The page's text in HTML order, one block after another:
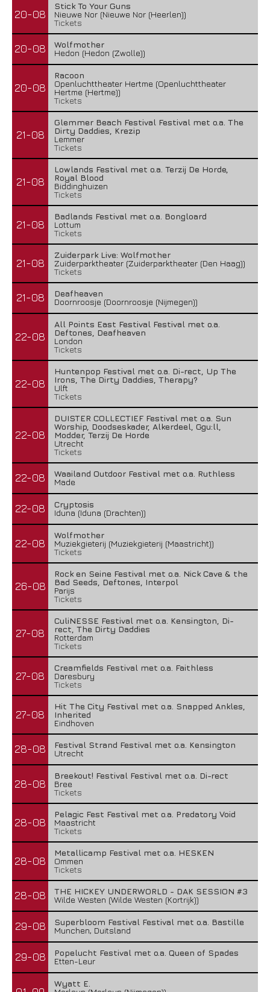
20-08
Stick To Your Guns
Nieuwe Nor (Nieuwe Nor (Heerlen))
Tickets
20-08
Wolfmother
Hedon (Hedon (Zwolle))
20-08
Racoon
Openluchttheater Hertme (Openluchttheater
Hertme (Hertme))
Tickets
21-08
Glemmer Beach Festival Festival met o.a. The
Dirty Daddies, Krezip
Lemmer
Tickets
21-08
Lowlands Festival met o.a. Terzij De Horde,
Royal Blood
Biddinghuizen
Tickets
21-08
Badlands Festival met o.a. Bongloard
Lottum
Tickets
21-08
Zuiderpark Live: Wolfmother
Zuiderparktheater (Zuiderparktheater (Den Haag))
Tickets
21-08
Deafheaven
Doornroosje (Doornroosje (Nijmegen))
22-08
All Points East Festival Festival met o.a.
Deftones, Deafheaven
London
Tickets
22-08
Huntenpop Festival met o.a. Di-rect, Up The
Irons, The Dirty Daddies, Therapy?
Ulft
Tickets
22-08
DUISTER COLLECTIEF Festival met o.a. Sun
Worship, Doodseskader, Alkerdeel, Ggu:ll,
Modder, Terzij De Horde
Utrecht
Tickets
22-08
Waailand Outdoor Festival met o.a. Ruthless
Made
22-08
Cryptosis
Iduna (Iduna (Drachten))
22-08
Wolfmother
Muziekgieterij (Muziekgieterij (Maastricht))
Tickets
26-08
Rock en Seine Festival met o.a. Nick Cave & the
Bad Seeds, Deftones, Interpol
Parijs
Tickets
27-08
CuliNESSE Festival met o.a. Kensington, Di-
rect, The Dirty Daddies
Rotterdam
Tickets
27-08
Creamfields Festival met o.a. Faithless
Daresbury
Tickets
27-08
Hit The City Festival met o.a. Snapped Ankles,
Inherited
Eindhoven
28-08
Festival Strand Festival met o.a. Kensington
Utrecht
28-08
Breekout! Festival Festival met o.a. Di-rect
Bree
Tickets
28-08
Pelagic Fest Festival met o.a. Predatory Void
Maastricht
Tickets
28-08
Metallicamp Festival met o.a. HESKEN
Ommen
Tickets
28-08
THE HICKEY UNDERWORLD - DAK SESSION #3
Wilde Westen (Wilde Westen (Kortrijk))
29-08
Superbloom Festival Festival met o.a. Bastille
Munchen, Duitsland
29-08
Popelucht Festival met o.a. Queen of Spades
Etten-Leur
Wyatt E.